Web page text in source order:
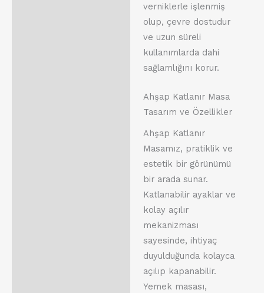
verniklerle işlenmiş
olup, çevre dostudur
ve uzun süreli
kullanımlarda dahi
sağlamlığını korur.
Ahşap Katlanır Masa
Tasarım ve Özellikler
Ahşap Katlanır
Masamız, pratiklik ve
estetik bir görünümü
bir arada sunar.
Katlanabilir ayaklar ve
kolay açılır
mekanizması
sayesinde, ihtiyaç
duyulduğunda kolayca
açılıp kapanabilir.
Yemek masası,